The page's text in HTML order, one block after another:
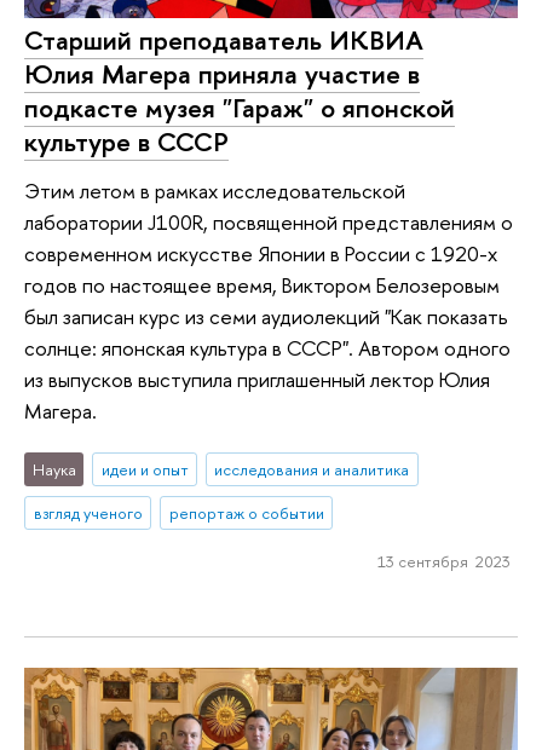
Старший преподаватель ИКВИА
Юлия Магера приняла участие в
подкасте музея "Гараж" о японской
культуре в СССР
Этим летом в рамках исследовательской
лаборатории J100R, посвященной представлениям о
современном искусстве Японии в России с 1920-х
годов по настоящее время, Виктором Белозеровым
был записан курс из семи аудиолекций "Как показать
солнце: японская культура в СССР". Автором одного
из выпусков выступила приглашенный лектор Юлия
Магера.
Наука идеи и опыт
исследования и аналитика
взгляд ученого
репортаж о событии
13 сентября 2023